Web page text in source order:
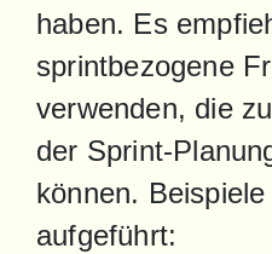
haben. Es
sprintbezogene
verwenden, die
der Sprint-
können.
aufgeführt: